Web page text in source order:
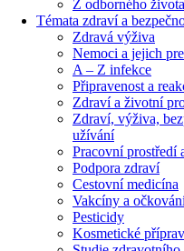
Z odborného
Témata zdraví a
Zdravá výživa
Nemoci a jejich
A – Z infekce
Připravenost a
Zdraví a životní
Zdraví, výživa,
užívání
Pracovní prostředí
Podpora zdraví
Cestovní medicína
Vakcíny a
Pesticidy
Kosmetické